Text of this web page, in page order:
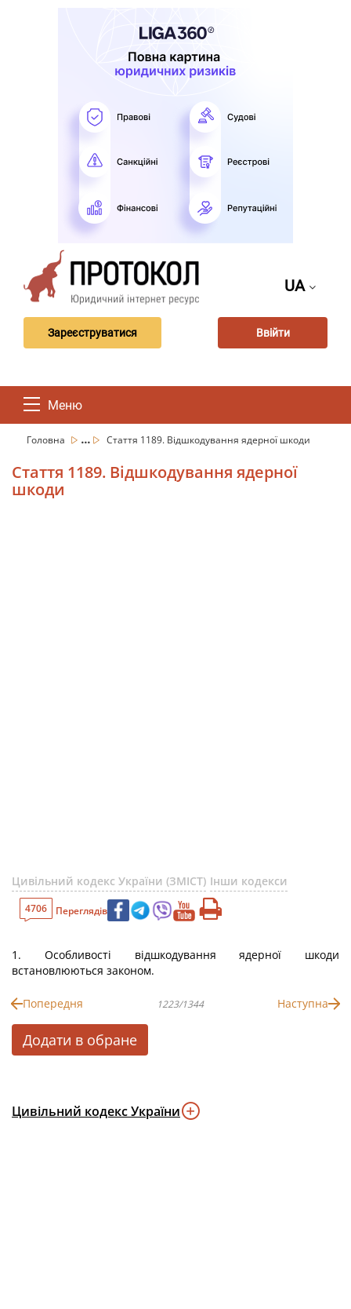
UA
Зареєструватися Ввійти
Меню
Головна ... Стаття 1189. Відшкодування ядерної шкоди
Стаття 1189. Відшкодування ядерної
шкоди
Цивільний кодекс України (ЗМІСТ) Інши кодекси
4706 Переглядів
1. Особливості відшкодування ядерної шкоди
встановлюються законом.
Попередня 1223/1344 Наступна
Додати в обране
Цивільний кодекс України